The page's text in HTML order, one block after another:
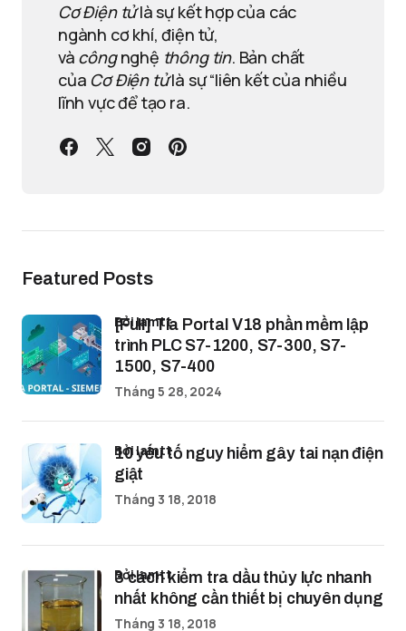
Cơ Điện tửlà sự kết hợp của các
ngành cơ khí, điện tử,
và côngnghệ thông tin. Bản chất
của Cơ Điện tửlà sự “liên kết của nhiều
lĩnh vực để tạo ra.
Featured Posts
[Full] Tia Portal V18 phần mềm lập
trình PLC S7-1200, S7-300, S7-
1500, S7-400
bởi lamtt
Tháng 5 28, 2024
10 yếu tố nguy hiểm gây tai nạn điện
giật
bởi lamtt
Tháng 3 18, 2018
3 cách kiểm tra dầu thủy lực nhanh
nhất không cần thiết bị chuyên dụng
bởi lamtt
Tháng 3 18, 2018